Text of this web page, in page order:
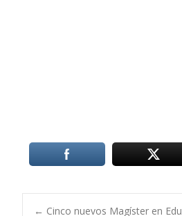
← Cinco nuevos Magíster en